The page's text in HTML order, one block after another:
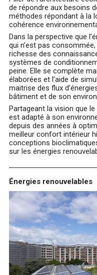
de répondre aux besoins
méthodes répondant à la
cohérence
Dans la perspective que
qui n’est pas
richesse des
systèmes de
peine. Elle se complète
élaborées et l’aide de
maitrise des flux
bâtiment et de son
Partageant la vision que
est adapté à son
depuis des années à
meilleur confort intérieur
conceptions
sur les énergies
Énergies renouvelables